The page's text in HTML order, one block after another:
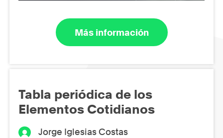
Más información
Tabla periódica de los
Elementos Cotidianos
Jorge Iglesias Costas